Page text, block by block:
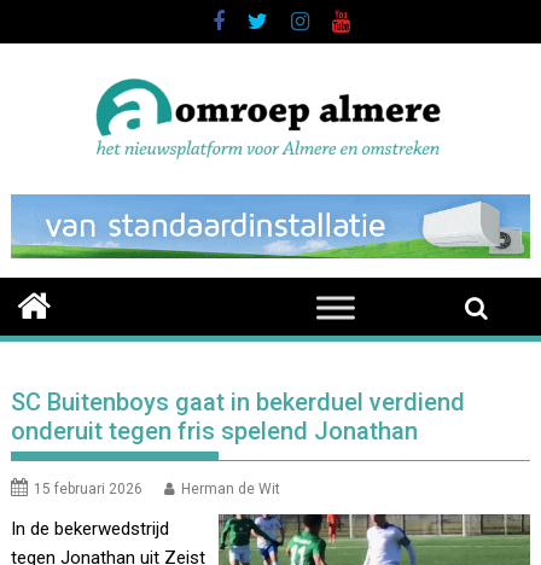
to
SC Buitenboys gaat in bekerduel verdiend
onderuit tegen fris spelend Jonathan
15 februari 2026 Herman de Wit
In de bekerwedstrijd
tegen Jonathan uit Zeist